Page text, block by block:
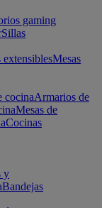
gaming
Sillas
extensiblesMesas
cocinaArmarios de
Mesas de
Cocinas
y
Bandejas